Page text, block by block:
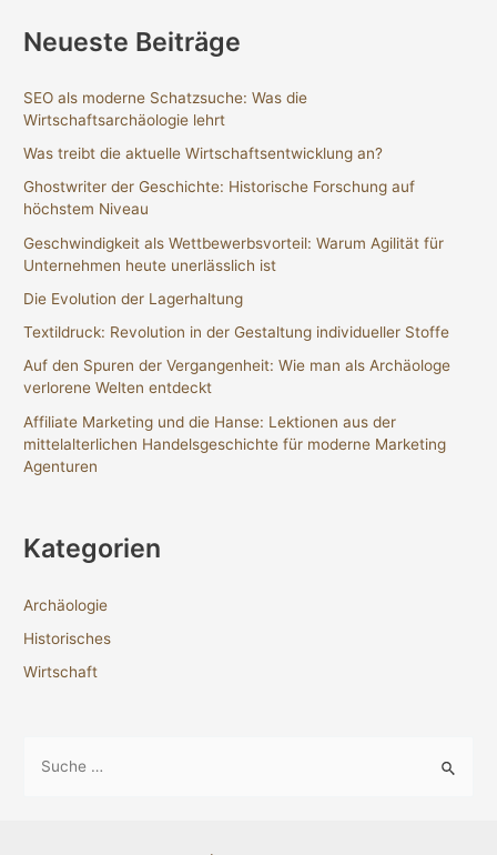
Neueste Beiträge
SEO als moderne Schatzsuche: Was die
Wirtschaftsarchäologie lehrt
Was treibt die aktuelle Wirtschaftsentwicklung an?
Ghostwriter der Geschichte: Historische Forschung auf
höchstem Niveau
Geschwindigkeit als Wettbewerbsvorteil: Warum Agilität für
Unternehmen heute unerlässlich ist
Die Evolution der Lagerhaltung
Textildruck: Revolution in der Gestaltung individueller Stoffe
Auf den Spuren der Vergangenheit: Wie man als Archäologe
verlorene Welten entdeckt
Affiliate Marketing und die Hanse: Lektionen aus der
mittelalterlichen Handelsgeschichte für moderne Marketing
Agenturen
Kategorien
Archäologie
Historisches
Wirtschaft